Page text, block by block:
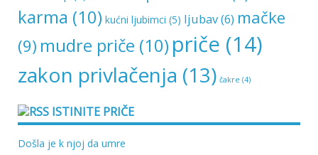
karma (10) kućni ljubimci (5) ljubav(6) mačke
(9) mudre priče (10) priče (14)
zakon privlačenja (13) čakre (4)
ISTINITE PRIČE
Došla je k njoj da umre